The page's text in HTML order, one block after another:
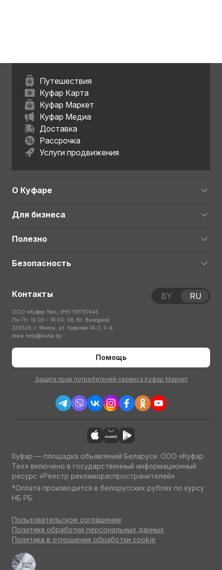
Путешествия
Куфар Карта
Куфар Маркет
Куфар Медиа
Доставка
Рассрочка
Услуги продвижения
О Куфаре
Для бизнеса
Полезно
Безопасность
Контакты
ООО «Куфар Тех», УНП 191767445
Пн-Пт: 10:00 – 18:00; Сб, Вс: Выходной
220029, г. Минск, ул. Красная 7А-2, 3-й
этаж help@kufar.by
Помощь
Защита прав потребителей сервиса Куфар Маркет
BY RU
Куфар — площадка объявлений Беларуси. ООО «Куфар
Тех» включено в государственный информационный
ресурс «Реестр рекламораспространителей»
*Оплата производится в белорусских рублях по курсу
НБ РБ.
Пользовательское соглашение
Политика обработки персональных данных
Политика в отношении обработки cookie